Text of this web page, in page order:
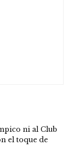
ni al Club
el toque de